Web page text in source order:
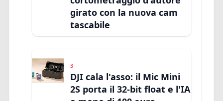
girato con la nuova cam
tascabile
3
DJI cala l'asso: il Mic Mini
2S porta il 32-bit float e l'IA